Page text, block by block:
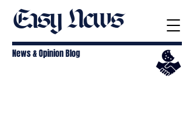
Easy News
News & Opinion Blog